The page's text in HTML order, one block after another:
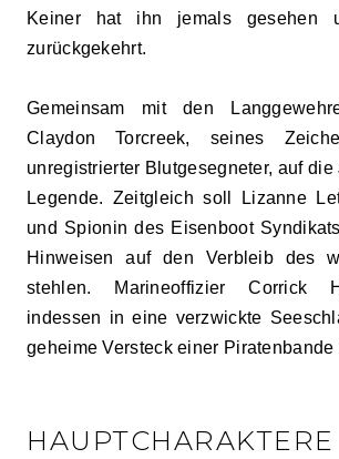
Keiner hat ihn jemals gesehen
zurückgekehrt.
Gemeinsam mit den
Claydon Torcreek, seines
unregistrierter Blutgesegneter, auf
Legende. Zeitgleich soll Lizanne
und Spionin des Eisenboot
Hinweisen auf den Verbleib des
stehlen. Marineoffizier Corrick
indessen in eine verzwickte
geheime Versteck einer
HAUPTCHARAKTERE